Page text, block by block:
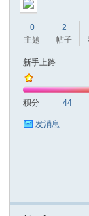
0
主题
2
帖子
新手上路
积分 44
发消息